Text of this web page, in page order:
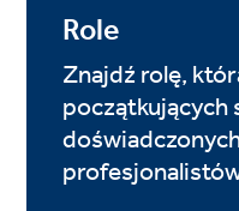
Role
Znajdź rolę,